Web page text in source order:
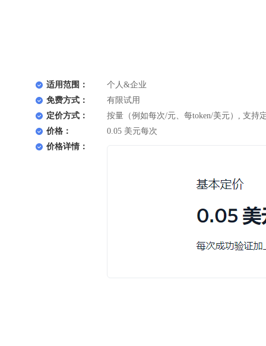
适用范围：
个人&企业
免费方式：
有限试用
定价方式：
按量（例如每次/元、每token/美元）, 支持
价格：
0.05 美元每次
价格详情：